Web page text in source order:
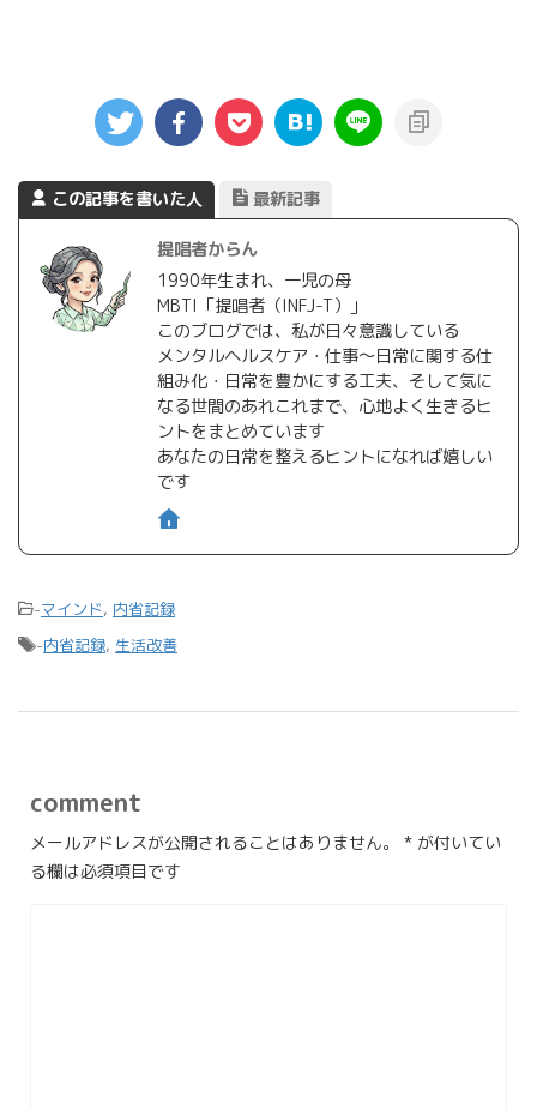
この記事を書いた人 最新記事
提唱者からん
1990年生まれ、一児の母
MBTI「提唱者（INFJ-T）」
このブログでは、私が日々意識している
メンタルヘルスケア・仕事〜日常に関する仕
組み化・日常を豊かにする工夫、そして気に
なる世間のあれこれまで、心地よく生きるヒ
ントをまとめています
あなたの日常を整えるヒントになれば嬉しい
です
-マインド, 内省記録
-内省記録, 生活改善
comment
メールアドレスが公開されることはありません。 * が付いてい
る欄は必須項目です